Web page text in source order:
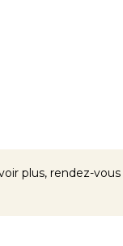
plus, rendez-vous